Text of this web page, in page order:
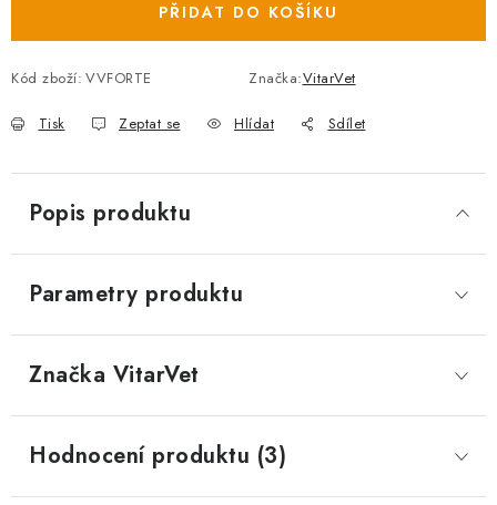
PŘIDAT DO KOŠÍKU
Kód zboží: VVFORTE Značka:VitarVet
Tisk Zeptat se Hlídat Sdílet
Popis produktu
Parametry produktu
Značka VitarVet
Hodnocení produktu (3)